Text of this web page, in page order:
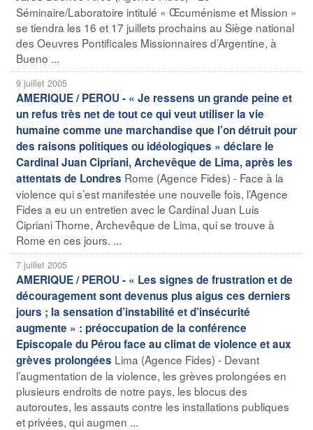
Séminaire/Laboratoire intitulé « Œcuménisme et Mission »
se tiendra les 16 et 17 juillets prochains au Siège national
des Oeuvres Pontificales Missionnaires d’Argentine, à
Bueno ...
9 juillet 2005
AMERIQUE / PEROU - « Je ressens un grande peine et
un refus très net de tout ce qui veut utiliser la vie
humaine comme une marchandise que l’on détruit pour
des raisons politiques ou idéologiques » déclare le
Cardinal Juan Cipriani, Archevêque de Lima, après les
attentats de Londres Rome (Agence Fides) - Face à la
violence qui s’est manifestée une nouvelle fois, l’Agence
Fides a eu un entretien avec le Cardinal Juan Luis
Cipriani Thorne, Archevêque de Lima, qui se trouve à
Rome en ces jours. ...
7 juillet 2005
AMERIQUE / PEROU - « Les signes de frustration et de
découragement sont devenus plus aigus ces derniers
jours ; la sensation d’instabilité et d’insécurité
augmente » : préoccupation de la conférence
Episcopale du Pérou face au climat de violence et aux
grèves prolongées Lima (Agence Fides) - Devant
l’augmentation de la violence, les grèves prolongées en
plusieurs endroits de notre pays, les blocus des
autoroutes, les assauts contre les installations publiques
et privées, qui augmen ...